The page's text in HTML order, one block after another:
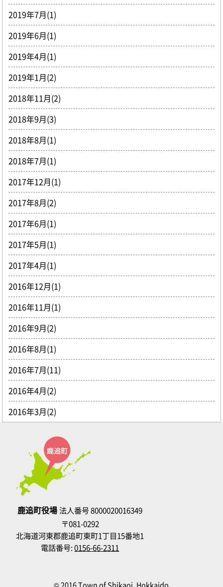
2019年7月(1)
2019年6月(1)
2019年4月(1)
2019年1月(2)
2018年11月(2)
2018年9月(3)
2018年8月(1)
2018年7月(1)
2017年12月(1)
2017年8月(2)
2017年6月(1)
2017年5月(1)
2017年4月(1)
2016年12月(1)
2016年11月(1)
2016年9月(2)
2016年8月(1)
2016年7月(11)
2016年4月(2)
2016年3月(2)
鹿追町役場法人番号 8000020016349
〒081-0292
北海道河東郡鹿追町東町1丁目15番地1
電話番号:0156-66-2311